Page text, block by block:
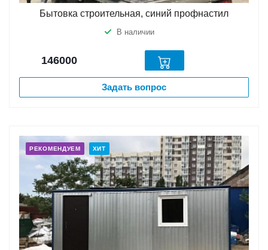
Бытовка строительная, синий профнастил
В наличии
146000
Задать вопрос
РЕКОМЕНДУЕМ ХИТ